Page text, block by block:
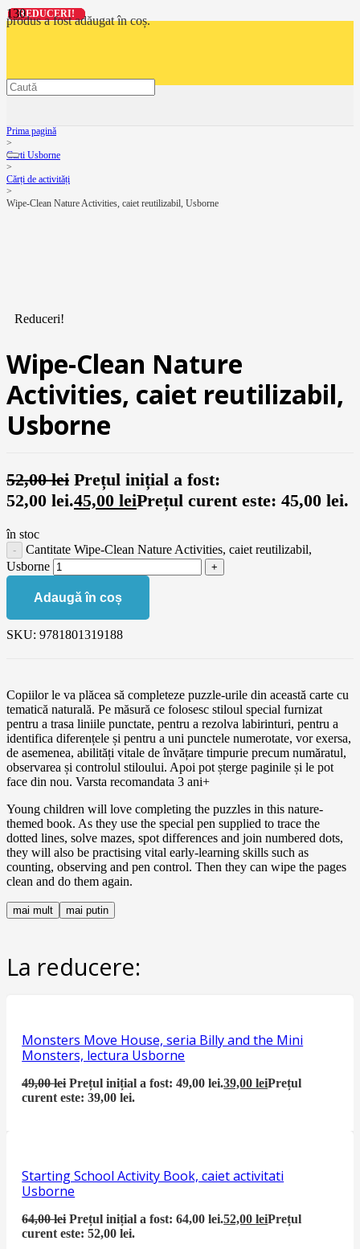
produsa fost adăugat în coș.
Prima pagină
>
Carti Usborne
>
Cărți de activități
>
Wipe-Clean Nature Activities, caiet reutilizabil, Usborne
Reduceri!
Wipe-Clean Nature
Activities, caiet reutilizabil,
Usborne
52,00lei Prețul inițial a fost:
52,00 lei.45,00 leiPrețul curent este: 45,00 lei.
în stoc
Cantitate Wipe-Clean Nature Activities, caiet reutilizabil,
Usborne
Adaugă în coș
SKU: 9781801319188
Copiilor le va plăcea să completeze puzzle-urile din această carte cu
tematică naturală. Pe măsură ce folosesc stiloul special furnizat
pentru a trasa liniile punctate, pentru a rezolva labirinturi, pentru a
identifica diferențele și pentru a uni punctele numerotate, vor exersa,
de asemenea, abilități vitale de învățare timpurie precum număratul,
observarea și controlul stiloului. Apoi pot șterge paginile și le pot
face din nou. Varsta recomandata 3 ani+
Young children will love completing the puzzles in this nature-
themed book. As they use the special pen supplied to trace the
dotted lines, solve mazes, spot differences and join numbered dots,
they will also be practising vital early-learning skills such as
counting, observing and pen control. Then they can wipe the pages
clean and do them again.
mai mult mai putin
La reducere:
REDUCERI!
Monsters Move House, seria Billy and the Mini
Monsters, lectura Usborne
49,00lei Prețul inițial a fost: 49,00 lei.39,00leiPrețul
curent este: 39,00 lei.
REDUCERI!
Starting School Activity Book, caiet activitati
Usborne
64,00lei Prețul inițial a fost: 64,00 lei.52,00leiPrețul
curent este: 52,00 lei.
REDUCERI!
REDUCERI!